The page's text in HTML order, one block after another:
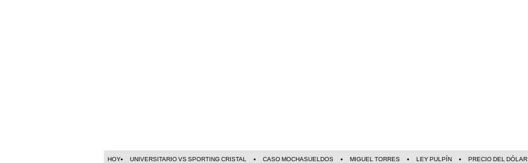
HOY UNIVERSITARIO VS SPORTING CRISTAL CASO MOCHASUELDOS MIGUEL TORRES LEY PULPÍN PRECIO DEL DÓLAR